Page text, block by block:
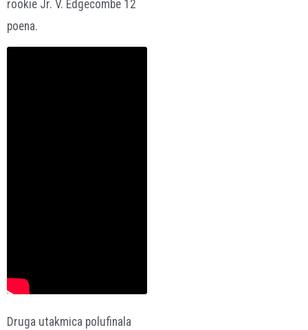
rookie Jr. V. Edgecombe 12
poena.
Druga utakmica polufinala